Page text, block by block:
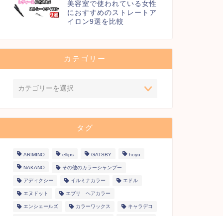
美容室で使われている女性
におすすめのストレートア
イロン9選を比較
カテゴリー
タグ
ARIMINO ellips GATSBY hoyu
NAKANO その他のカラーシャンプー
アディクシー イルミナカラー エドル
エヌドット エブリ ヘアカラー
エンシェールズ カラーワックス キャラデコ